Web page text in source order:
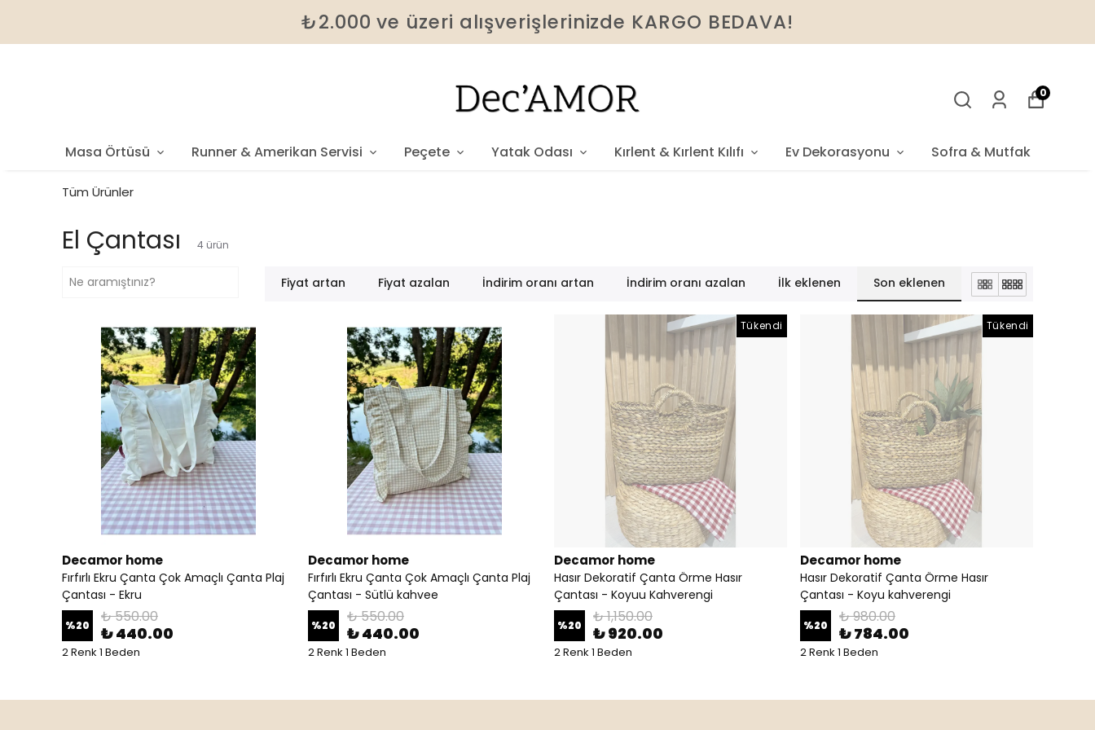
₺2.000 ve üzeri alışverişlerinizde KARGO BEDAVA!
Masa Örtüsü Runner & Amerikan Servisi Peçete Yatak Odası Kırlent & Kırlent Kılıfı Ev Dekorasyonu Sofra & Mutfak
0
Tüm Ürünler
El Çantası 4 ürün
Fiyat artan Fiyat azalan İndirim oranı artan İndirim oranı azalan İlk eklenen Son eklenen
Decamor home
Fırfırlı Ekru Çanta Çok Amaçlı Çanta Plaj
Çantası - Ekru
%20 ₺ 550.00
₺ 440.00
2 Renk 1 Beden
Decamor home
Fırfırlı Ekru Çanta Çok Amaçlı Çanta Plaj
Çantası - Sütlü kahvee
%20 ₺ 550.00
₺ 440.00
2 Renk 1 Beden
Tükendi
Decamor home
Hasır Dekoratif Çanta Örme Hasır
Çantası - Koyuu Kahverengi
%20 ₺ 1,150.00
₺ 920.00
2 Renk 1 Beden
Tükendi
Decamor home
Hasır Dekoratif Çanta Örme Hasır
Çantası - Koyu kahverengi
%20 ₺ 980.00
₺ 784.00
2 Renk 1 Beden